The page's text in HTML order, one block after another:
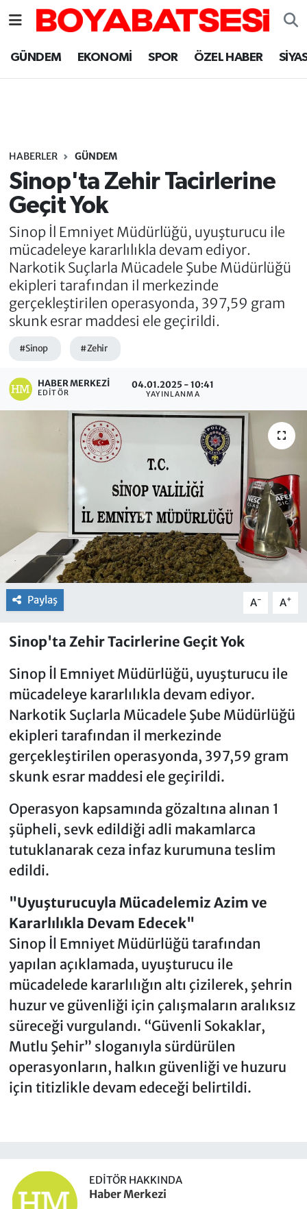
GÜNDEM EKONOMİ SPOR ÖZEL HABER
HABERLER GÜNDEM
Sinop'ta Zehir Tacirlerine
Geçit Yok
Sinop İl Emniyet Müdürlüğü, uyuşturucu ile
mücadeleye kararlılıkla devam ediyor.
Narkotik Suçlarla Mücadele Şube Müdürlüğü
ekipleri tarafından il merkezinde
gerçekleştirilen operasyonda, 397,59 gram
skunk esrar maddesi ele geçirildi.
#Sinop #Zehir
HABER MERKEZI
EDITÖR
04.01.2025 - 10:41
YAYINLANMA
Paylaş A- A+
Sinop'ta Zehir Tacirlerine Geçit Yok
Sinop İl Emniyet Müdürlüğü, uyuşturucu ile
mücadeleye kararlılıkla devam ediyor.
Narkotik Suçlarla Mücadele Şube Müdürlüğü
ekipleri tarafından il merkezinde
gerçekleştirilen operasyonda, 397,59 gram
skunk esrar maddesi ele geçirildi.
Operasyon kapsamında gözaltına alınan 1
şüpheli, sevk edildiği adli makamlarca
tutuklanarak ceza infaz kurumuna teslim
edildi.
"Uyuşturucuyla Mücadelemiz Azim ve
Kararlılıkla Devam Edecek"
Sinop İl Emniyet Müdürlüğü tarafından
yapılan açıklamada, uyuşturucu ile
mücadelede kararlılığın altı çizilerek, şehrin
huzur ve güvenliği için çalışmaların aralıksız
süreceği vurgulandı. “Güvenli Sokaklar,
Mutlu Şehir” sloganıyla sürdürülen
operasyonların, halkın güvenliği ve huzuru
için titizlikle devam edeceği belirtildi.
EDITÖR HAKKINDA
Haber Merkezi
Sinop Nöbetçi Eczaneler
Sinop Trafik Yoğunluk Haritası
Süper Lig Puan Durumu ve Fikstür
Tüm Manşetler
Son Dakika Haberleri
Haber Arşivi